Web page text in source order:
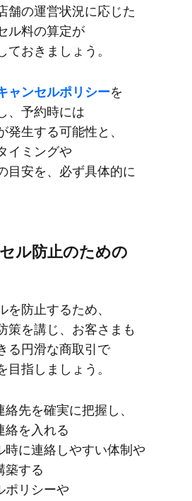
舗の​​運営状況に​​応じた​​
ル料の​​算定が​​
て​​おきましょう。
ャンセルポリシーを​​
、​​予約時には​​
発生する​​可能性と、​​
イミングや​​
目安を​​、​必ず具体的に​​
ル防止の​​ための​​
を​​防止する​​ため、​​
策を​​講じ、​​お客さまも​​
る​​円滑な​​商取引で​​
目指しましょう。
先を​​確実に​​把握し、​​
絡を​​入れる
時に​​連絡しやすい​体制や​​
築する
ポリシーや​​